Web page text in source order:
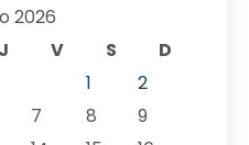
2026
J V S
D
1
2
7 8
9